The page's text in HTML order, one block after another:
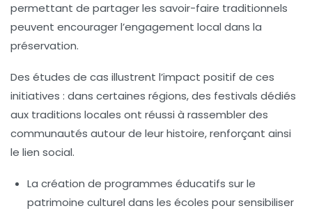
permettant de partager les savoir-faire traditionnels
peuvent encourager l’engagement local dans la
préservation.
Des études de cas illustrent l’impact positif de ces
initiatives : dans certaines régions, des festivals dédiés
aux traditions locales ont réussi à rassembler des
communautés autour de leur histoire, renforçant ainsi
le lien social.
La création de programmes éducatifs sur le
patrimoine culturel dans les écoles pour sensibiliser